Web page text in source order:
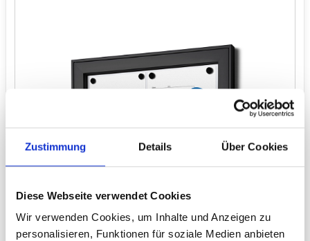
Zustimmung Details Über Cookies
Diese Webseite verwendet Cookies
Wir verwenden Cookies, um Inhalte und Anzeigen zu
personalisieren, Funktionen für soziale Medien anbieten